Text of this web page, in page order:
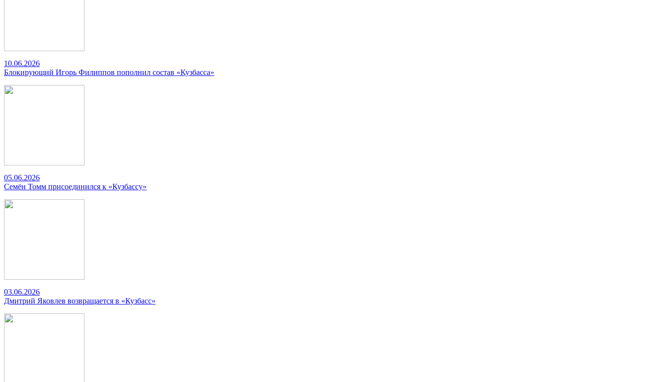
10.06.2026
Блокирующий Игорь Филиппов пополнил состав «Кузбасса»
05.06.2026
Семён Томм присоединился к «Кузбассу»
03.06.2026
Дмитрий Яковлев возвращается в «Кузбасс»